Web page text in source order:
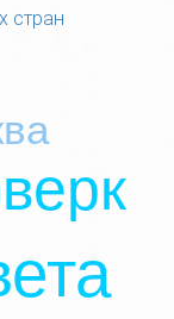
стран